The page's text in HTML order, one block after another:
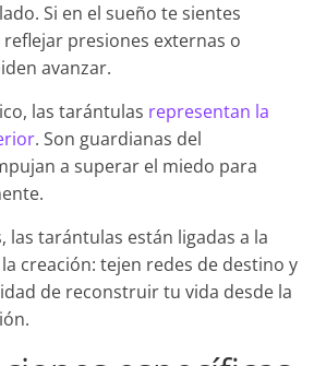
Si en el sueño te sientes
presiones externas o
avanzar.
las tarántulas representan la
. Son guardianas del
a superar el miedo para
las tarántulas están ligadas a la
creación: tejen redes de destino y
de reconstruir tu vida desde la